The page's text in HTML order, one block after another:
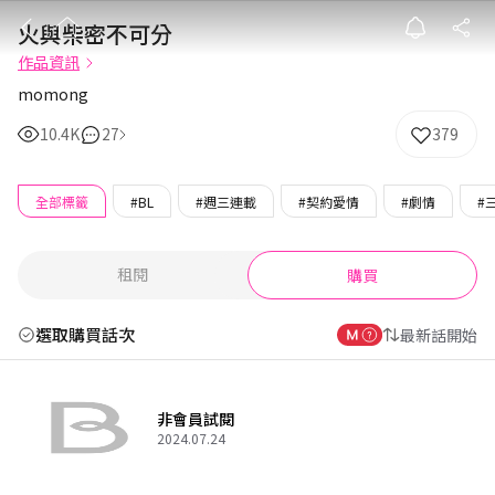
火與柴密不可分
火與柴密不可分
作品資訊
momong
10.4K
27 379
全部標籤 #BL #週三連載 #契約愛情 #劇情 #
租閱 購買
選取購買話次 最新話開始
非會員試閱
2024.07.24